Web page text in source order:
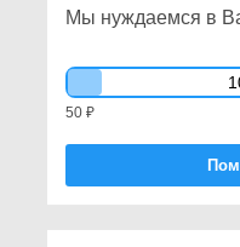
Мы нуждаемся в
50 ₽